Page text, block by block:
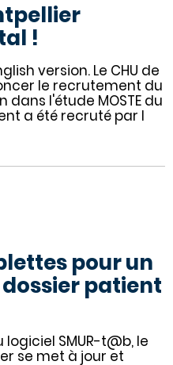
!
version. Le CHU de
le recrutement du
l'étude MOSTE du
a été recruté par l
pour un
patient
SMUR-t@b, le
se met à jour et